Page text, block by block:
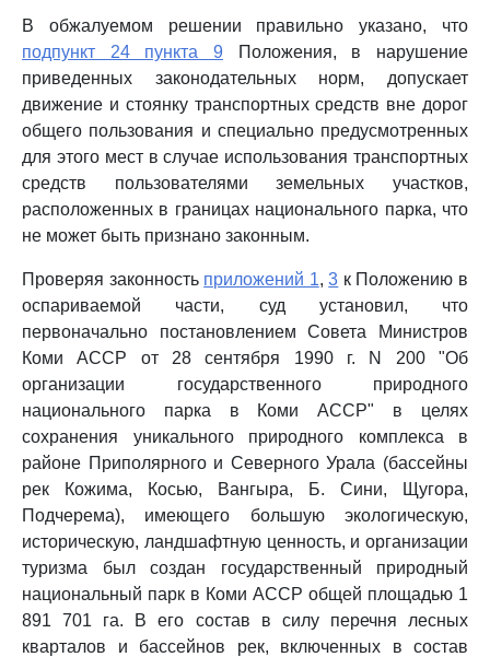
В обжалуемом решении правильно указано, что
подпункт 24 пункта 9 Положения, в нарушение
приведенных законодательных норм, допускает
движение и стоянку транспортных средств вне дорог
общего пользования и специально предусмотренных
для этого мест в случае использования транспортных
средств пользователями земельных участков,
расположенных в границах национального парка, что
не может быть признано законным.
Проверяя законность приложений 1,3 к Положению в
оспариваемой части, суд установил, что
первоначально постановлением Совета Министров
Коми АССР от 28 сентября 1990 г. N 200 "Об
организации государственного природного
национального парка в Коми АССР" в целях
сохранения уникального природного комплекса в
районе Приполярного и Северного Урала (бассейны
рек Кожима, Косью, Вангыра, Б. Сини, Щугора,
Подчерема), имеющего большую экологическую,
историческую, ландшафтную ценность, и организации
туризма был создан государственный природный
национальный парк в Коми АССР общей площадью 1
891 701 га. В его состав в силу перечня лесных
кварталов и бассейнов рек, включенных в состав